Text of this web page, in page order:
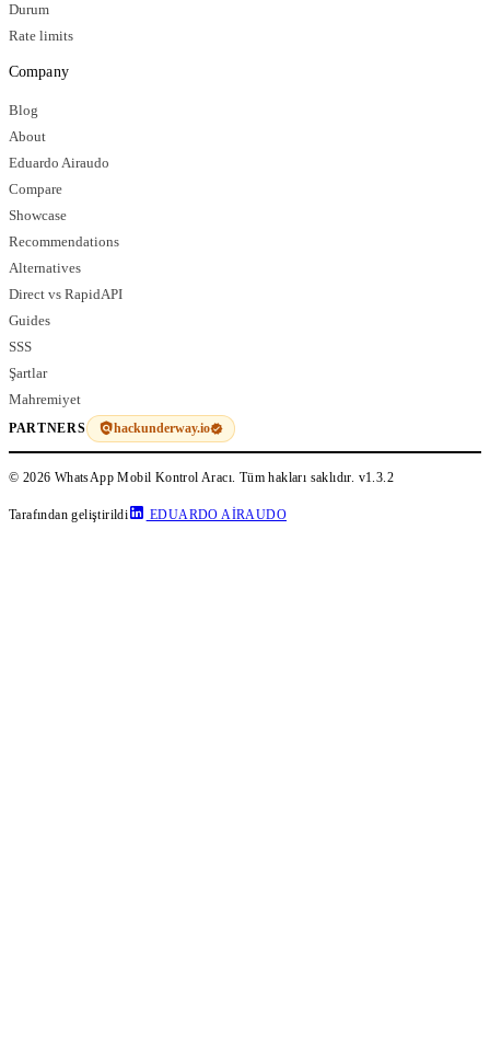
Durum
Rate limits
Company
Blog
About
Eduardo Airaudo
Compare
Showcase
Recommendations
Alternatives
Direct vs RapidAPI
Guides
SSS
Şartlar
Mahremiyet
PARTNERS hackunderway.io
© 2026 WhatsApp Mobil Kontrol Aracı. Tüm hakları saklıdır. v1.3.2
Tarafından geliştirildi EDUARDO AIRAUDO